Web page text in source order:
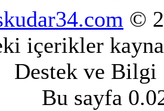
©
içerikler
Destek ve
Bu sayfa